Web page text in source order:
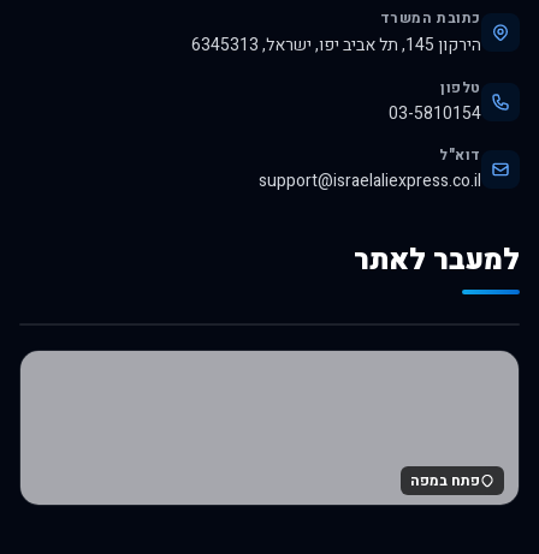
כתובת המשרד
הירקון 145, תל אביב יפו, ישראל, 6345313
טלפון
03-5810154
דוא"ל
support@israelaliexpress.co.il
למעבר לאתר
לרכישה באלי אקספרס
פתח במפה